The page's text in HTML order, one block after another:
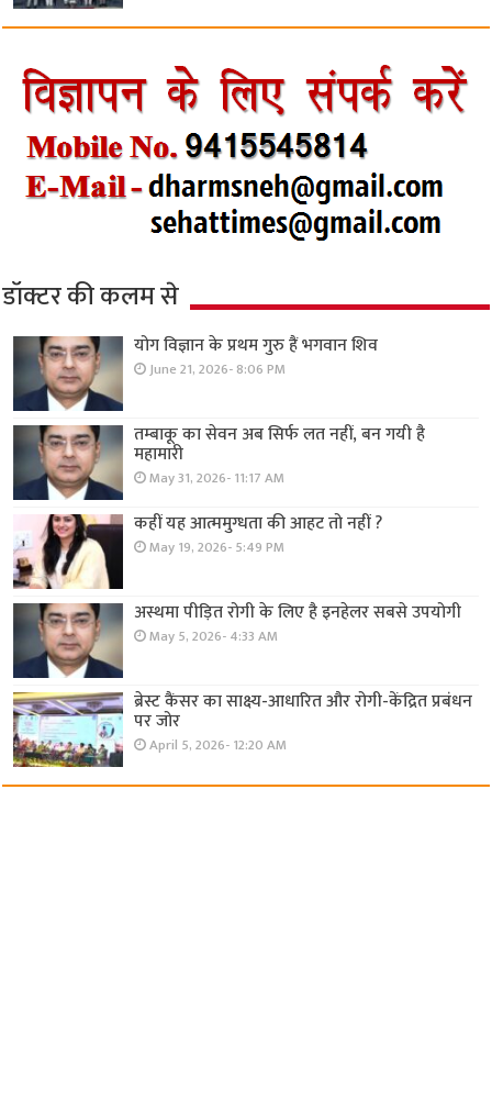
डॉक्टर की कलम से
योग विज्ञान के प्रथम गुरु हैं भगवान शिव
June 21, 2026- 8:06 PM
तम्बाकू का सेवन अब सिर्फ लत नहीं, बन गयी है
महामारी
May 31, 2026- 11:17 AM
कहीं यह आत्ममुग्धता की आहट तो नहीं ?
May 19, 2026- 5:49 PM
अस्थमा पीड़ित रोगी के लिए है इनहेलर सबसे उपयोगी
May 5, 2026- 4:33 AM
ब्रेस्ट कैंसर का साक्ष्य-आधारित और रोगी-केंद्रित प्रबंधन
पर जोर
April 5, 2026- 12:20 AM